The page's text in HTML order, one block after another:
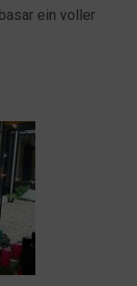
ein voller